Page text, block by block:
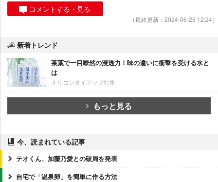
コメントする・見る
（最終更新：2024-06-25 12:24）
新着トレンド
茶葉で一目瞭然の浸透力！味の違いに衝撃を受ける水と
は
オリコンタイアップ特集
もっと見る
今、読まれている記事
テオくん、加藤乃愛との破局を発表
自宅で「温泉卵」を簡単に作る方法